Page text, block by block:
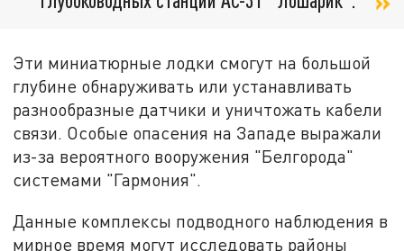
Эти миниатюрные лодки смогут на большой
глубине обнаруживать или устанавливать
разнообразные датчики и уничтожать кабели
связи. Особые опасения на Западе выражали
из-за вероятного вооружения "Белгорода"
системами "Гармония".
Данные комплексы подводного наблюдения в
мирное время могут исследовать районы